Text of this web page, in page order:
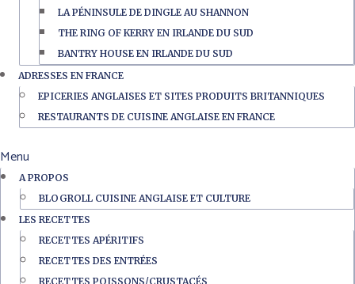
LA PÉNINSULE DE DINGLE AU SHANNON
THE RING OF KERRY EN IRLANDE DU SUD
BANTRY HOUSE EN IRLANDE DU SUD
ADRESSES EN FRANCE
EPICERIES ANGLAISES ET SITES PRODUITS BRITANNIQUES
RESTAURANTS DE CUISINE ANGLAISE EN FRANCE
Menu
A PROPOS
BLOGROLL CUISINE ANGLAISE ET CULTURE
LES RECETTES
RECETTES APÉRITIFS
RECETTES DES ENTRÉES
RECETTES POISSONS/CRUSTACÉS